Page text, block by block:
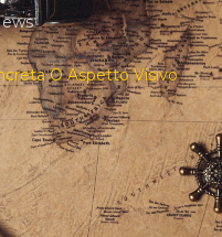
O Aspetto Visivo